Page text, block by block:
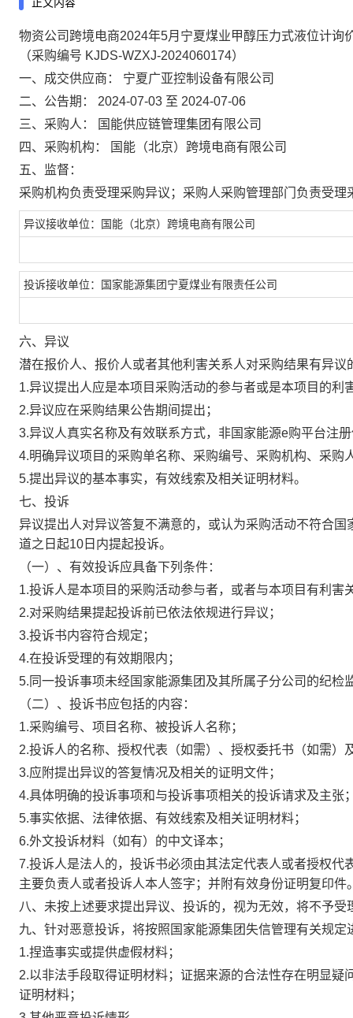
正文内容
物资公司跨境电商2024年5月宁夏煤业甲醇压力式液位计询
（采购编号 KJDS-WZXJ-2024060174）
一、成交供应商：
宁夏广亚控制设备有限公司
二、公告期：
2024-07-03 至 2024-07-06
三、采购人：
国能供应链管理集团有限公司
四、采购机构：
国能（北京）跨境电商有限公司
五、监督：
采购机构负责受理采购异议；采购人采购管理部门负责受理
异议接收单位：国能（北京）跨境电商有限公司
投诉接收单位：国家能源集团宁夏煤业有限责任公司
六、异议
潜在报价人、报价人或者其他利害关系人对采购结果有异
1.异议提出人应是本项目采购活动的参与者或是本项目的利
2.异议应在采购结果公告期间提出；
3.异议人真实名称及有效联系方式，非国家能源e购平台注
4.明确异议项目的采购单名称、采购编号、采购机构、采购
5.提出异议的基本事实，有效线索及相关证明材料。
七、投诉
异议提出人对异议答复不满意的，或认为采购活动不符合
道之日起10日内提起投诉。
（一）、有效投诉应具备下列条件：
1.投诉人是本项目的采购活动参与者，或者与本项目有利害
2.对采购结果提起投诉前已依法依规进行异议；
3.投诉书内容符合规定；
4.在投诉受理的有效期限内；
5.同一投诉事项未经国家能源集团及其所属子分公司的纪检
（二）、投诉书应包括的内容：
1.采购编号、项目名称、被投诉人名称；
2.投诉人的名称、授权代表（如需）、授权委托书（如需）
3.应附提出异议的答复情况及相关的证明文件；
4.具体明确的投诉事项和与投诉事项相关的投诉请求及主张
5.事实依据、法律依据、有效线索及相关证明材料；
6.外文投诉材料（如有）的中文译本；
7.投诉人是法人的，投诉书必须由其法定代表人或者授权
主要负责人或者投诉人本人签字；并附有效身份证明复印件
八、未按上述要求提出异议、投诉的，视为无效，将不予受
九、针对恶意投诉，将按照国家能源集团失信管理有关规定
1.捏造事实或提供虚假材料；
2.以非法手段取得证明材料；证据来源的合法性存在明显
证明材料；